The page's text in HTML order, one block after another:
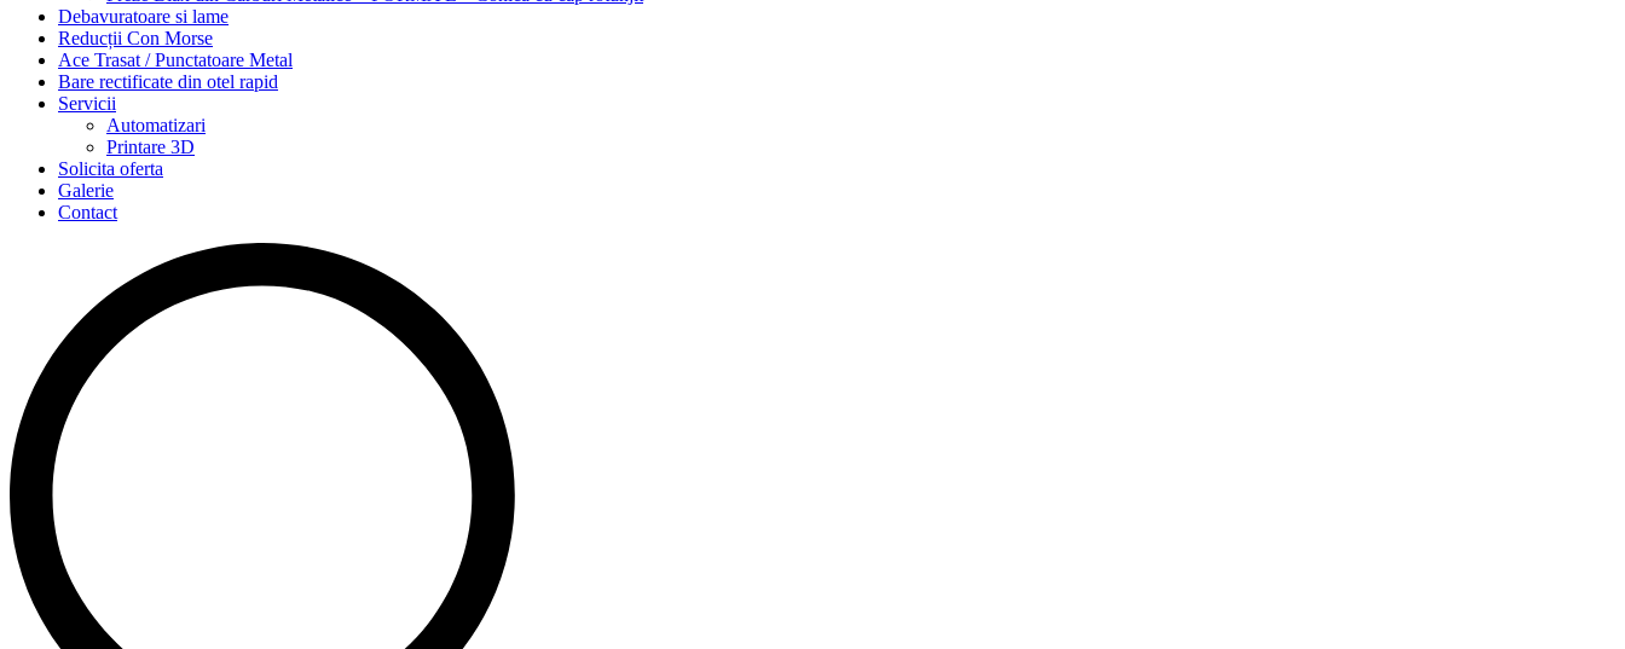
Debavuratoare si lame
Reducții Con Morse
Ace Trasat / Punctatoare Metal
Bare rectificate din otel rapid
Servicii
Automatizari
Printare 3D
Solicita oferta
Galerie
Contact